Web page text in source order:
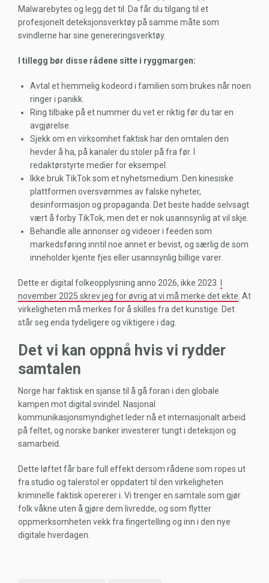
Malwarebytes og legg det til. Da får du tilgang til et
profesjonelt deteksjonsverktøy på samme måte som
svindlerne har sine genereringsverktøy.
I tillegg bør disse rådene sitte i ryggmargen:
Avtal et hemmelig kodeord i familien som brukes når noen
ringer i panikk.
Ring tilbake på et nummer du vet er riktig før du tar en
avgjørelse.
Sjekk om en virksomhet faktisk har den omtalen den
hevder å ha, på kanaler du stoler på fra før. I
redaktørstyrte medier for eksempel.
Ikke bruk TikTok som et nyhetsmedium. Den kinesiske
plattformen oversvømmes av falske nyheter,
desinformasjon og propaganda. Det beste hadde selvsagt
vært å forby TikTok, men det er nok usannsynlig at vil skje.
Behandle alle annonser og videoer i feeden som
markedsføring inntil noe annet er bevist, og særlig de som
inneholder kjente fjes eller usannsynlig billige varer.
Dette er digital folkeopplysning anno 2026, ikke 2023.
november 2025 skrev jeg for øvrig at vi må merke det ekte . At
virkeligheten må merkes for å skilles fra det kunstige. Det
står seg enda tydeligere og viktigere i dag.
Det vi kan oppnå hvis vi rydder
samtalen
Norge har faktisk en sjanse til å gå foran i den globale
kampen mot digital svindel. Nasjonal
kommunikasjonsmyndighet leder nå et internasjonalt arbeid
på feltet, og norske banker investerer tungt i deteksjon og
samarbeid.
Dette løftet får bare full effekt dersom rådene som ropes ut
fra studio og talerstol er oppdatert til den virkeligheten
kriminelle faktisk opererer i. Vi trenger en samtale som gjør
folk våkne uten å gjøre dem livredde, og som flytter
oppmerksomheten vekk fra fingertelling og inn i den nye
digitale hverdagen.